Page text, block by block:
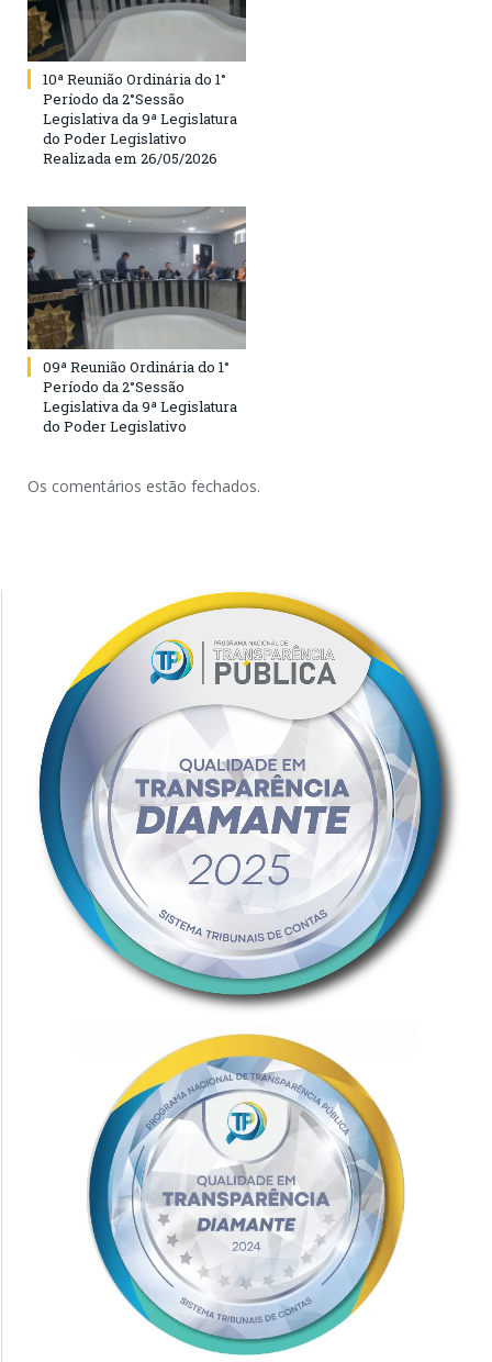
10ª Reunião Ordinária do 1°
Período da 2°Sessão
Legislativa da 9ª Legislatura
do Poder Legislativo
Realizada em 26/05/2026
09ª Reunião Ordinária do 1°
Período da 2°Sessão
Legislativa da 9ª Legislatura
do Poder Legislativo
Os comentários estão fechados.